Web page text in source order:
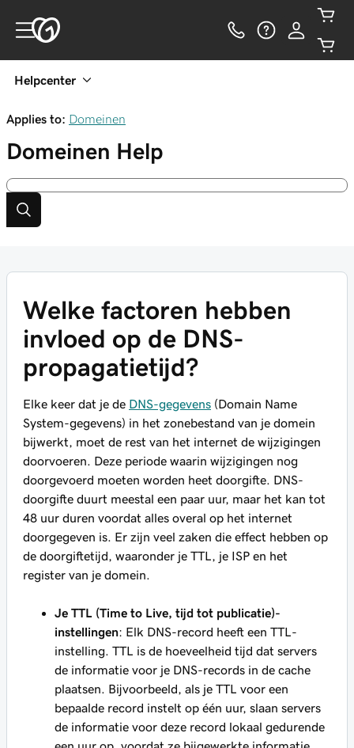
Helpcenter
Applies to: Domeinen
Domeinen Help
Welke factoren hebben
invloed op de DNS-
propagatietijd?
Elke keer dat je de DNS-gegevens (Domain Name
System-gegevens) in het zonebestand van je domein
bijwerkt, moet de rest van het internet de wijzigingen
doorvoeren. Deze periode waarin wijzigingen nog
doorgevoerd moeten worden heet doorgifte. DNS-
doorgifte duurt meestal een paar uur, maar het kan tot
48 uur duren voordat alles overal op het internet
doorgegeven is. Er zijn veel zaken die effect hebben op
de doorgiftetijd, waaronder je TTL, je ISP en het
register van je domein.
Je TTL (Time to Live, tijd tot publicatie)-
instellingen: Elk DNS-record heeft een TTL-
instelling. TTL is de hoeveelheid tijd dat servers
de informatie voor je DNS-records in de cache
plaatsen. Bijvoorbeeld, als je TTL voor een
bepaalde record instelt op één uur, slaan servers
de informatie voor deze record lokaal gedurende